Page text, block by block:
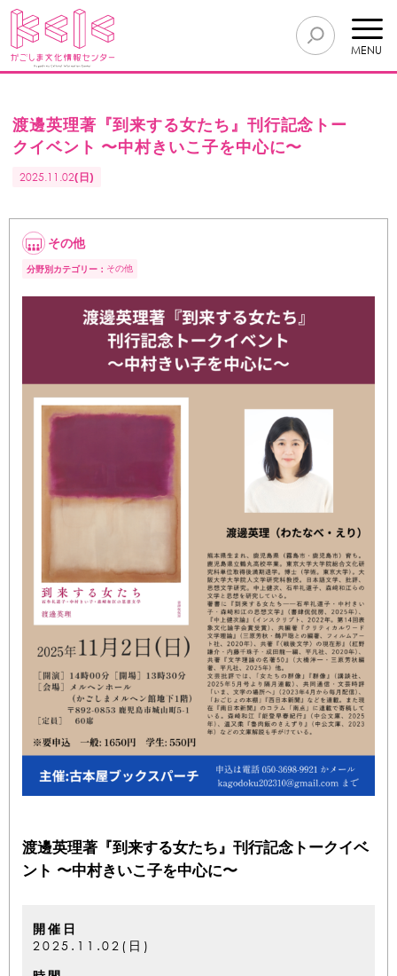
MENU
渡邊英理著『到来する女たち』刊行記念トー
クイベント 〜中村きいこ子を中心に〜
2025.11.02(日)
その他
分野別カテゴリー： その他
渡邊英理著『到来する女たち』刊行記念トークイベ
ント 〜中村きいこ子を中心に〜
開催日
2025.11.02(日)